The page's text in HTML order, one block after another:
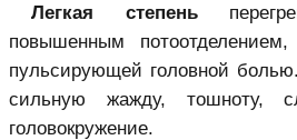
Легкая степень
повышенным
пульсирующей головной
сильную жажду, тошноту,
головокружение.